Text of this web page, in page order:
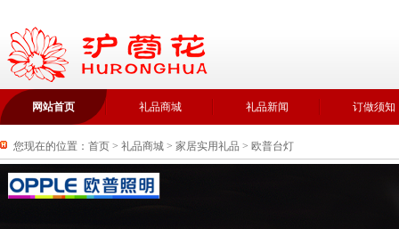
网站首页 礼品商城 礼品新闻 订做须知
您现在的位置： 首页 > 礼品商城 > 家居实用礼品 > 欧普台灯